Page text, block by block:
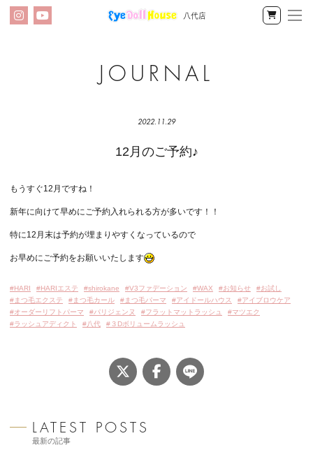
八代店
イ
ドー
ハ
ウ
八
代
店
ブ
ロ
2022.11.29
12月のご予約♪
もうすぐ12月ですね！
新年に向けて早めにご予約入れられる方が多いです！！
特に12月末は予約が埋まりやすくなっているので
お早めにご予約をお願いいたします
タ
グ:
HARI HARIエステ shirokane V3ファデーション WAX お知らせ
お試し
まつ毛エクステ
まつ毛カール まつ毛パーマ アイドールハウス
アイブロウケア
オーダーリフトパーマ
パリジェンヌ フラットマットラッシュ
マツエク
ラッシュアディクト
八代 ３Dボリュームラッシュ
LINE
最新の記事